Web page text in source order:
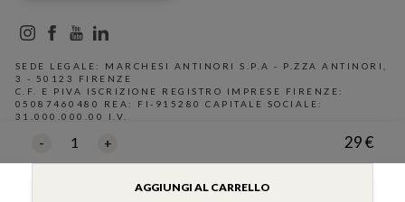
- 1 + 29 €
AGGIUNGI AL CARRELLO
SEDE LEGALE: MARCHESI ANTINORI S.P.A - P.ZZA ANTINORI,
3 - 50123 FIRENZE
C.F. E PIVA ISCRIZIONE REGISTRO IMPRESE FIRENZE:
05087460480 REA: FI-915280 CAPITALE SOCIALE:
31.000.000.00 I.V.